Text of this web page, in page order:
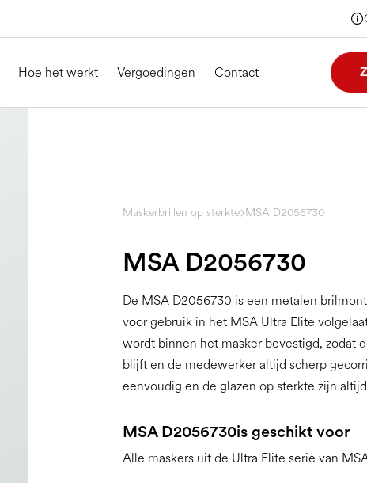
Hoe het werkt Vergoedingen Contact
Maskerbrillen op sterkte MSA D2056730
MSA D2056730
De MSA D2056730 is een metalen
voor gebruik in het MSA Ultra Elite
wordt binnen het masker bevestigd, zodat
blijft en de medewerker altijd scherp
eenvoudig en de glazen op sterkte zijn
MSA D2056730is geschikt voor
Alle maskers uit de Ultra Elite serie van